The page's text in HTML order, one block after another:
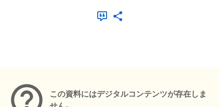
この資料にはデジタルコンテンツが存在しま